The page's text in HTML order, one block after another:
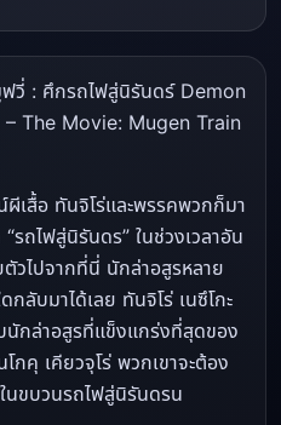
ฟวี่ : ศึกรถไฟสู่นิรันดร์ Demon
The Movie: Mugen Train
เสื้อ ทันจิโร่และพรรคพวกก็มา
ถไฟสู่นิรันดร” ในช่วงเวลาอัน
วไปจากที่นี่ นักล่าอสูรหลาย
ลับมาได้เลย ทันจิโร่ เนซึโกะ
นักล่าอสูรที่แข็งแกร่งที่สุดของ
กคุ เคียวจุโร่ พวกเขาจะต้อง
นขบวนรถไฟสู่นิรันดรน